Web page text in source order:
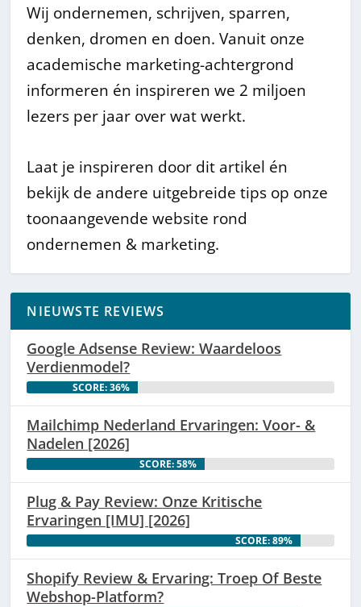
Wij ondernemen, schrijven, sparren,
denken, dromen en doen. Vanuit onze
academische marketing-achtergrond
informeren én inspireren we 2 miljoen
lezers per jaar over wat werkt.
Laat je inspireren door dit artikel én
bekijk de andere uitgebreide tips op onze
toonaangevende website rond
ondernemen & marketing.
NIEUWSTE REVIEWS
Google Adsense Review: Waardeloos
Verdienmodel?
SCORE: 36%
Mailchimp Nederland Ervaringen: Voor- &
Nadelen [2026]
SCORE: 58%
Plug & Pay Review: Onze Kritische
Ervaringen [IMU] [2026]
SCORE: 89%
Shopify Review & Ervaring: Troep Of Beste
Webshop-Platform?